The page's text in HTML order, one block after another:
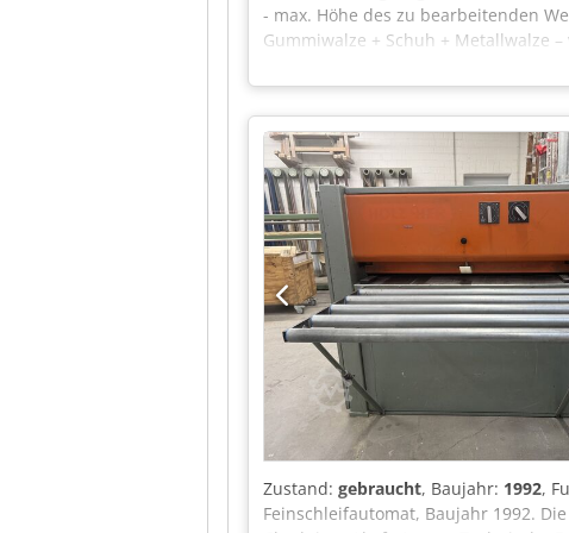
- max. Höhe des zu bearbeitenden
Gummiwalze + Schuh + Metallwalze
Gummiwalze, gleitend -
gleitende Gummiwalzen -
Höhenverstellung der Tischplatte +
- Arbeitsdruck 6-8 bar - Durchmesser
Csdpfx Anszruttjmeha VORTEILE –
Zustand Nettopreis: 72900 PLN
stärkerer Wechselkursschwankungen
Zustand: gebraucht, Baujahr: 1992,
Feinschleifautomat, Baujahr 1992.